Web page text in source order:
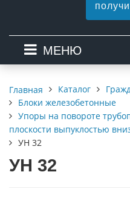
МЕНЮ
Главная Каталог
Блоки железобетонные
Упоры на повороте
плоскости выпуклостью
УН 32
УН 32